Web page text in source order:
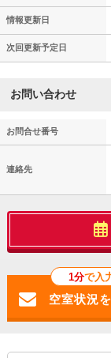
情報更新日
次回更新予定日
お問い合わせ
お問合せ番号
連絡先
1分で入